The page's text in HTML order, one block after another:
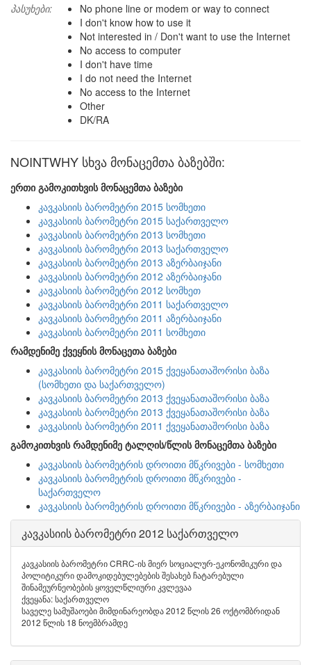
პასუხები:
No phone line or modem or way to connect
I don't know how to use it
Not interested in / Don't want to use the Internet
No access to computer
I don't have time
I do not need the Internet
No access to the Internet
Other
DK/RA
NOINTWHY სხვა მონაცემთა ბაზებში:
ერთი გამოკითხვის მონაცემთა ბაზები
კავკასიის ბარომეტრი 2015 სომხეთი
კავკასიის ბარომეტრი 2015 საქართველო
კავკასიის ბარომეტრი 2013 სომხეთი
კავკასიის ბარომეტრი 2013 საქართველო
კავკასიის ბარომეტრი 2013 აზერბაიჯანი
კავკასიის ბარომეტრი 2012 აზერბაიჯანი
კავკასიის ბარომეტრი 2012 სომხეთ
კავკასიის ბარომეტრი 2011 საქართველო
კავკასიის ბარომეტრი 2011 აზერბაიჯანი
კავკასიის ბარომეტრი 2011 სომხეთი
რამდენიმე ქვეყნის მონაცეთა ბაზები
კავკასიის ბარომეტრი 2015 ქვეყანათაშორისი ბაზა
(სომხეთი და საქართველო)
კავკასიის ბარომეტრი 2013 ქვეყანათაშორისი ბაზა
კავკასიის ბარომეტრი 2013 ქვეყანათაშორისი ბაზა
კავკასიის ბარომეტრი 2011 ქვეყანათაშორისი ბაზა
გამოკითხვის რამდენიმე ტალღის/წლის მონაცემთა ბაზები
კავკასიის ბარომეტრის დროითი მწკრივები - სომხეთი
კავკასიის ბარომეტრის დროითი მწკრივები -
საქართველო
კავკასიის ბარომეტრის დროითი მწკრივები - აზერბაიჯანი
კავკასიის ბარომეტრი 2012 საქართველო
კავკასიის ბარომეტრი CRRC-ის მიერ სოციალურ-ეკონომიკური და
პოლიტიკური დამოკიდებულებების შესახებ ჩატარებული
შინამეურნეობების ყოველწლიური კვლევაა
ქვეყანა: საქართველო
საველე სამუშაოები მიმდინარეობდა 2012 წლის 26 ოქტომბრიდან
2012 წლის 18 ნოემბრამდე